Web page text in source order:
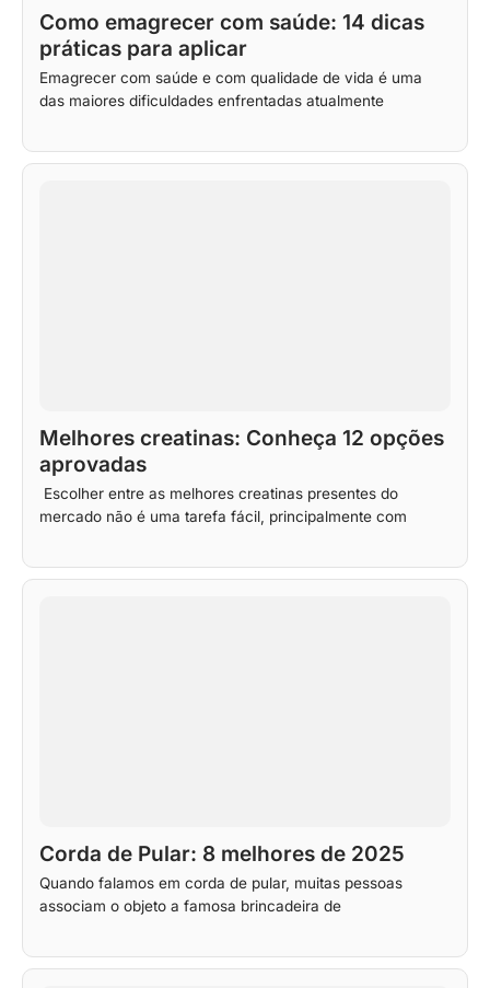
Como emagrecer com saúde: 14 dicas
práticas para aplicar
Emagrecer com saúde e com qualidade de vida é uma
das maiores dificuldades enfrentadas atualmente
Melhores creatinas: Conheça 12 opções
aprovadas
Escolher entre as melhores creatinas presentes do
mercado não é uma tarefa fácil, principalmente com
Corda de Pular: 8 melhores de 2025
Quando falamos em corda de pular, muitas pessoas
associam o objeto a famosa brincadeira de